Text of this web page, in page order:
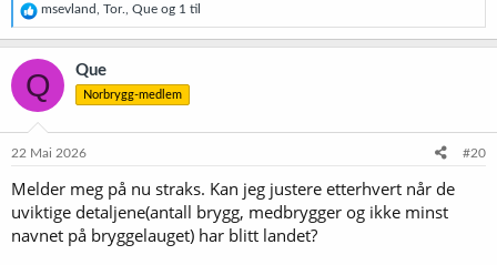
R
e
a
k
s
j
o
e
:
msevland Tor. Que og 1 til
Q Que
Norbrygg-medlem
22 Mai 2026 #20
Melder meg på nu straks. Kan jeg justere etterhvert når de
uviktige detaljene(antall brygg, medbrygger og ikke minst
navnet på bryggelauget) har blitt landet?